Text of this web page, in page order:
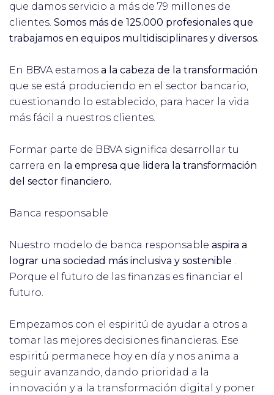
que damos servicio a más de 79 millones de
clientes. Somos más de 125.000 profesionales que
trabajamos en equipos multidisciplinares y diversos.
En BBVA estamos a la cabeza de la transformación
que se está produciendo en el sector bancario,
cuestionando lo establecido, para hacer la vida
más fácil a nuestros clientes.
Formar parte de BBVA significa desarrollar tu
carrera en la empresa que lidera la transformación
del sector financiero.
Banca responsable
Nuestro modelo de banca responsable aspira a
lograr una sociedad más inclusiva y sostenible .
Porque el futuro de las finanzas es financiar el
futuro.
Empezamos con el espiritú de ayudar a otros a
tomar las mejores decisiones financieras. Ese
espiritú permanece hoy en día y nos anima a
seguir avanzando, dando prioridad a la
innovación y a la transformación digital y poner